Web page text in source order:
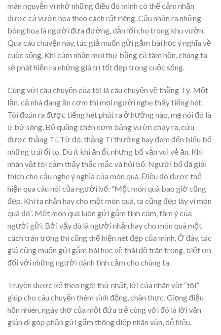
mãn nguyễn vì nhớ những điều đó mình có thể cảm nhận
được cả vườn hoa theo cách rất riêng. Cậu nhận ra những
bông hoa là người đưa đường, dẫn lối cho trong khu vườn.
Qua câu chuyện này, tác giả muốn gửi gắm bài học ý nghĩa về
cuộc sống. Khi cảm nhận mọi thứ bằng cả tâm hồn, chúng ta
sẽ phát hiện ra những giá trị tốt đẹp trong cuộc sống.
Cùng với câu chuyện của tôi là câu chuyện về thằng Tý. Một
lần, cả nhà đang ăn cơm thì mọi người nghe thấy tiếng hét.
Tôi đoán ra được tiếng hét phát ra ở hướng nào, mẹ nói đó là
ở bờ sông. Bố quăng chén cơm băng vườn chạy ra, cứu
được thằng Tí. Từ đó, thằng Tí thường hay đem đến biếu bố
những trái ổi to. Dù ít khi ăn ổi, nhưng bố vẫn vui vẻ ăn. Khi
nhân vật tôi cảm thấy thắc mắc và hỏi bố. Người bố đã giải
thích cho cậu nghe ý nghĩa của món quà. Điều đó được thể
hiện qua câu nói của người bố: “Một món quà bao giờ cũng
đẹp. Khi ta nhận hay cho một món quà, ta cũng đẹp lây vì món
quà đó”. Một món quà luôn gửi gắm tình cảm, tâm ý của
người gửi. Bởi vậy dù là người nhận hay cho món quà một
cách trân trọng thì cũng thể hiện nét đẹp của mình. Ở đây, tác
giả cũng muốn gửi gắm bài học về thái độ trân trọng, biết ơn
đối với những người dành tình cảm cho chúng ta.
Truyện được kể theo ngôi thứ nhất, lời của nhân vật “tôi”
giúp cho câu chuyện thêm sinh động, chân thực. Giọng điệu
hồn nhiên, ngây thơ của một đứa trẻ cùng với đó là lời văn
giản dị góp phần gửi gắm thông điệp nhân văn, dễ hiểu.